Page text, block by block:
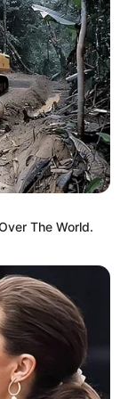
ΙΝΔΟΝΗΣΙΑ.
ΤΑΪΒΑΝ.
The World.